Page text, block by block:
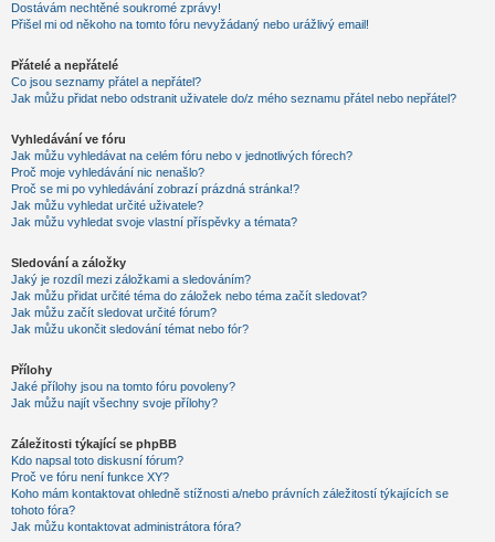
Dostávám nechtěné soukromé zprávy!
Přišel mi od někoho na tomto fóru nevyžádaný nebo urážlivý email!
Přátelé a nepřátelé
Co jsou seznamy přátel a nepřátel?
Jak můžu přidat nebo odstranit uživatele do/z mého seznamu přátel nebo nepřátel?
Vyhledávání ve fóru
Jak můžu vyhledávat na celém fóru nebo v jednotlivých fórech?
Proč moje vyhledávání nic nenašlo?
Proč se mi po vyhledávání zobrazí prázdná stránka!?
Jak můžu vyhledat určité uživatele?
Jak můžu vyhledat svoje vlastní příspěvky a témata?
Sledování a záložky
Jaký je rozdíl mezi záložkami a sledováním?
Jak můžu přidat určité téma do záložek nebo téma začít sledovat?
Jak můžu začít sledovat určité fórum?
Jak můžu ukončit sledování témat nebo fór?
Přílohy
Jaké přílohy jsou na tomto fóru povoleny?
Jak můžu najít všechny svoje přílohy?
Záležitosti týkající se phpBB
Kdo napsal toto diskusní fórum?
Proč ve fóru není funkce XY?
Koho mám kontaktovat ohledně stížnosti a/nebo právních záležitostí týkajících se
tohoto fóra?
Jak můžu kontaktovat administrátora fóra?